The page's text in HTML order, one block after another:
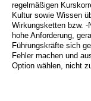
regelmäßigen
Kultur sowie Wissen
Wirkungsketten bzw.
hohe Anforderung,
Führungskräfte sich
Fehler machen und
Option wählen, nicht